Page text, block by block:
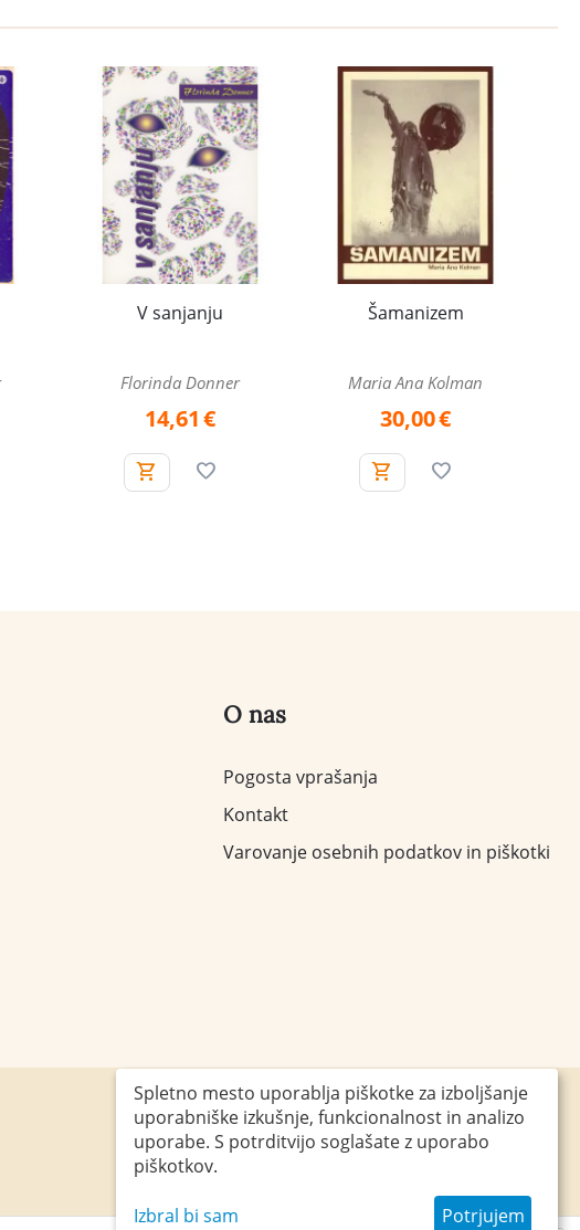
V sanjanju
Florinda Donner
14,61€
Šamanizem
Maria Ana Kolman
30,00€
O nas
Pogosta vprašanja
Kontakt
Varovanje osebnih podatkov in piškotki
Obiščite nas
Spletno mesto uporablja piškotke za izboljšanje
uporabniške izkušnje, funkcionalnost in analizo
uporabe. S potrditvijo soglašate z uporabo
piškotkov.
Izbral bi sam Potrjujem